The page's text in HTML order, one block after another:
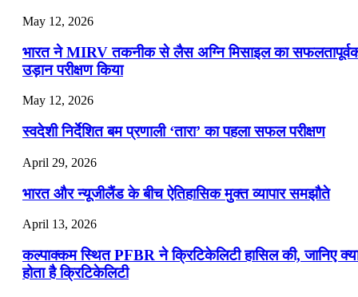
May 12, 2026
भारत ने MIRV तकनीक से लैस अग्नि मिसाइल का
उड़ान परीक्षण किया
May 12, 2026
स्वदेशी निर्देशित बम प्रणाली ‘तारा’ का पहला सफल परीक्षण
April 29, 2026
भारत और न्यूजीलैंड के बीच ऐतिहासिक मुक्त व्यापार समझौते
April 13, 2026
कल्पाक्कम स्थित PFBR ने क्रिटिकेलिटी हासिल की, जानिए
होता है क्रिटिकेलिटी